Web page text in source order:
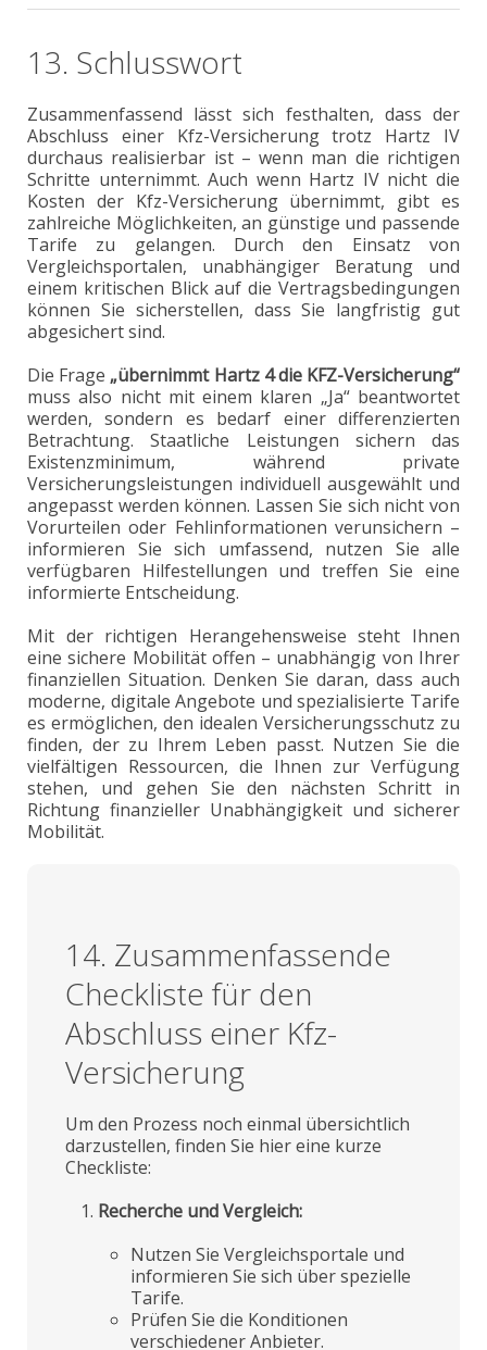
13. Schlusswort
Zusammenfassend lässt sich festhalten, dass der
Abschluss einer Kfz-Versicherung trotz Hartz IV
durchaus realisierbar ist – wenn man die richtigen
Schritte unternimmt. Auch wenn Hartz IV nicht die
Kosten der Kfz-Versicherung übernimmt, gibt es
zahlreiche Möglichkeiten, an günstige und passende
Tarife zu gelangen. Durch den Einsatz von
Vergleichsportalen, unabhängiger Beratung und
einem kritischen Blick auf die Vertragsbedingungen
können Sie sicherstellen, dass Sie langfristig gut
abgesichert sind.
Die Frage „übernimmt Hartz 4 die KFZ-Versicherung“
muss also nicht mit einem klaren „Ja“ beantwortet
werden, sondern es bedarf einer differenzierten
Betrachtung. Staatliche Leistungen sichern das
Existenzminimum, während private
Versicherungsleistungen individuell ausgewählt und
angepasst werden können. Lassen Sie sich nicht von
Vorurteilen oder Fehlinformationen verunsichern –
informieren Sie sich umfassend, nutzen Sie alle
verfügbaren Hilfestellungen und treffen Sie eine
informierte Entscheidung.
Mit der richtigen Herangehensweise steht Ihnen
eine sichere Mobilität offen – unabhängig von Ihrer
finanziellen Situation. Denken Sie daran, dass auch
moderne, digitale Angebote und spezialisierte Tarife
es ermöglichen, den idealen Versicherungsschutz zu
finden, der zu Ihrem Leben passt. Nutzen Sie die
vielfältigen Ressourcen, die Ihnen zur Verfügung
stehen, und gehen Sie den nächsten Schritt in
Richtung finanzieller Unabhängigkeit und sicherer
Mobilität.
14. Zusammenfassende
Checkliste für den
Abschluss einer Kfz-
Versicherung
Um den Prozess noch einmal übersichtlich
darzustellen, finden Sie hier eine kurze
Checkliste:
Recherche und Vergleich:
Nutzen Sie Vergleichsportale und
informieren Sie sich über spezielle
Tarife.
Prüfen Sie die Konditionen
verschiedener Anbieter.